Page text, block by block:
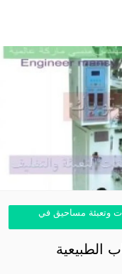
وتعبئة مساحيق في
الطبيعية